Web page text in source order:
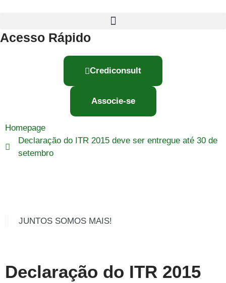
Acesso Rápido
Crediconsult
Associe-se
Homepage
Declaração do ITR 2015 deve ser entregue até 30 de
setembro
JUNTOS SOMOS MAIS!
Declaração do ITR 2015